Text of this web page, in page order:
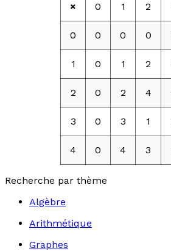
×
0 1 2
0 0 0 0
1 0 1 2
2 0 2 4
3 0 3 1
4 0 4 3
Recherche par thème
Algèbre
Arithmétique
Graphes